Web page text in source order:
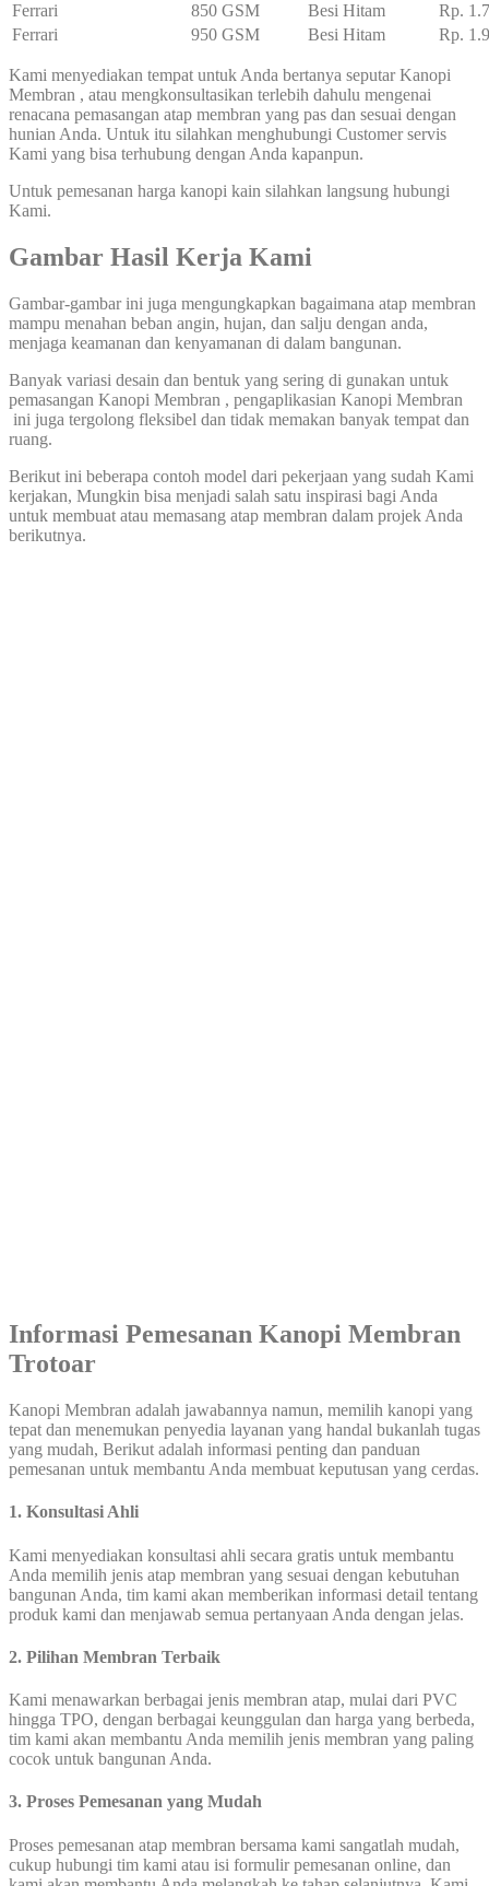
Ferrari
850 GSM Besi Hitam
Rp.
Ferrari
950 GSM Besi Hitam Rp.
Kami menyediakan tempat untuk Anda bertanya seputar Kanopi
Membran , atau mengkonsultasikan terlebih dahulu mengenai
renacana pemasangan atap membran yang pas dan sesuai dengan
hunian Anda. Untuk itu silahkan menghubungi Customer servis
Kami yang bisa terhubung dengan Anda kapanpun.
Untuk pemesanan harga kanopi kain silahkan langsung hubungi
Kami.
Gambar Hasil Kerja Kami
Gambar-gambar ini juga mengungkapkan bagaimana atap membran
mampu menahan beban angin, hujan, dan salju dengan anda,
menjaga keamanan dan kenyamanan di dalam bangunan.
Banyak variasi desain dan bentuk yang sering di gunakan untuk
pemasangan Kanopi Membran , pengaplikasian Kanopi Membran
ini juga tergolong fleksibel dan tidak memakan banyak tempat dan
ruang.
Berikut ini beberapa contoh model dari pekerjaan yang sudah Kami
kerjakan, Mungkin bisa menjadi salah satu inspirasi bagi Anda
untuk membuat atau memasang atap membran dalam projek Anda
berikutnya.
Informasi Pemesanan Kanopi Membran
Trotoar
Kanopi Membran adalah jawabannya namun, memilih kanopi yang
tepat dan menemukan penyedia layanan yang handal bukanlah tugas
yang mudah, Berikut adalah informasi penting dan panduan
pemesanan untuk membantu Anda membuat keputusan yang cerdas.
1. Konsultasi Ahli
Kami menyediakan konsultasi ahli secara gratis untuk membantu
Anda memilih jenis atap membran yang sesuai dengan kebutuhan
bangunan Anda, tim kami akan memberikan informasi detail tentang
produk kami dan menjawab semua pertanyaan Anda dengan jelas.
2. Pilihan Membran Terbaik
Kami menawarkan berbagai jenis membran atap, mulai dari PVC
hingga TPO, dengan berbagai keunggulan dan harga yang berbeda,
tim kami akan membantu Anda memilih jenis membran yang paling
cocok untuk bangunan Anda.
3. Proses Pemesanan yang Mudah
Proses pemesanan atap membran bersama kami sangatlah mudah,
cukup hubungi tim kami atau isi formulir pemesanan online, dan